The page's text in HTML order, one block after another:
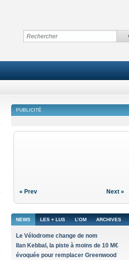
PUBLICITÉ
« Prev Next »
NEWS LES + LUS L’OM ARCHIVES
Le Vélodrome change de nom
Ilan Kebbal, la piste à moins de 10 M€
évoquée pour remplacer Greenwood